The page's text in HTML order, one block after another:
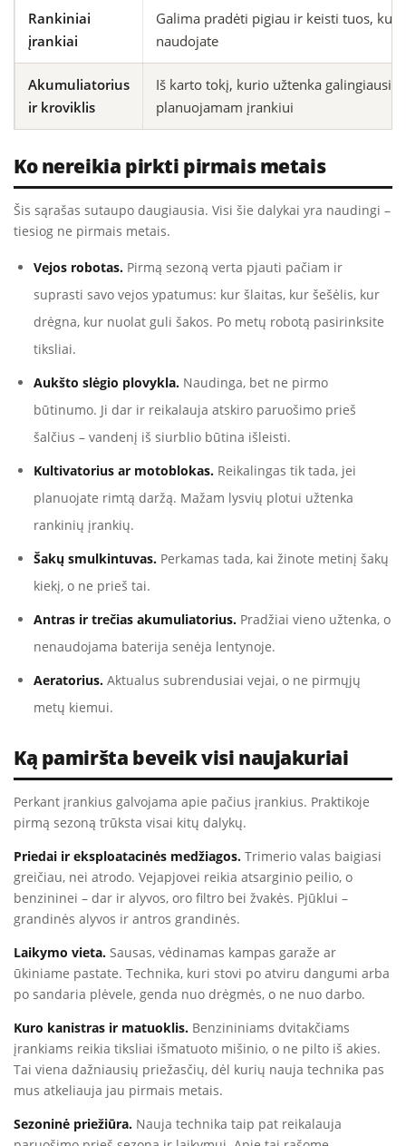
Rankiniai
įrankiai
Galima pradėti pigiau ir keisti tuos,
naudojate
Akumuliatorius
ir kroviklis
Iš karto tokį, kurio užtenka
planuojamam įrankiui
Ko nereikia pirkti pirmais metais
Šis sąrašas sutaupo daugiausia. Visi šie dalykai yra naudingi –
tiesiog ne pirmais metais.
Vejos robotas. Pirmą sezoną verta pjauti pačiam ir
suprasti savo vejos ypatumus: kur šlaitas, kur šešėlis, kur
drėgna, kur nuolat guli šakos. Po metų robotą pasirinksite
tiksliai.
Aukšto slėgio plovykla. Naudinga, bet ne pirmo
būtinumo. Ji dar ir reikalauja atskiro paruošimo prieš
šalčius – vandenį iš siurblio būtina išleisti.
Kultivatorius ar motoblokas. Reikalingas tik tada, jei
planuojate rimtą daržą. Mažam lysvių plotui užtenka
rankinių įrankių.
Šakų smulkintuvas. Perkamas tada, kai žinote metinį šakų
kiekį, o ne prieš tai.
Antras ir trečias akumuliatorius. Pradžiai vieno užtenka, o
nenaudojama baterija senėja lentynoje.
Aeratorius. Aktualus subrendusiai vejai, o ne pirmųjų
metų kiemui.
Ką pamiršta beveik visi naujakuriai
Perkant įrankius galvojama apie pačius įrankius. Praktikoje
pirmą sezoną trūksta visai kitų dalykų.
Priedai ir eksploatacinės medžiagos. Trimerio valas baigiasi
greičiau, nei atrodo. Vejapjovei reikia atsarginio peilio, o
benzininei – dar ir alyvos, oro filtro bei žvakės. Pjūklui –
grandinės alyvos ir antros grandinės.
Laikymo vieta. Sausas, vėdinamas kampas garaže ar
ūkiniame pastate. Technika, kuri stovi po atviru dangumi arba
po sandaria plėvele, genda nuo drėgmės, o ne nuo darbo.
Kuro kanistras ir matuoklis. Benzininiams dvitakčiams
įrankiams reikia tiksliai išmatuoto mišinio, o ne pilto iš akies.
Tai viena dažniausių priežasčių, dėl kurių nauja technika pas
mus atkeliauja jau pirmais metais.
Sezoninė priežiūra. Nauja technika taip pat reikalauja